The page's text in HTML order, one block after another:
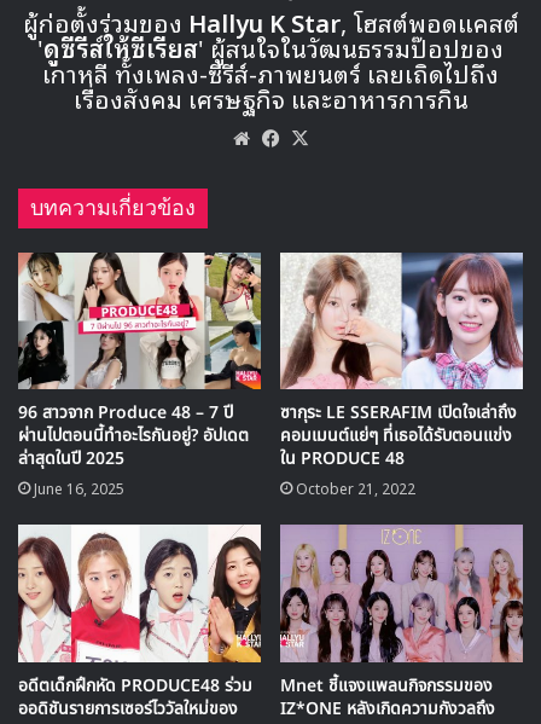
1 มิยาวากิ ซากุระ | Produce 48
2 ยาบุกิ นาโกะ | Produce 48
3 จางวอนยอง | Produce 48
Blankets
5 ชิทาโอะ มิอุ | Produce 48
ผู้ก่อตั้งร่วมของ Hallyu K Star, โฮสต์พอดแคสต์
'ดูซีรีส์ให้ซีเรียส' ผู้สนใจในวัฒนธรรมป๊อปของ
เกาหลี ทั้งเพลง-ซีรีส์-ภาพยนตร์ เลยเถิดไปถึง
เรื่องสังคม เศรษฐกิจ และอาหารการกิน
WebsiteFacebook
บทความเกี่ยวข้อง
96 สาวจาก Produce 48 – 7 ปี
ผ่านไปตอนนี้ทำอะไรกันอยู่? อัปเดต
ล่าสุดในปี 2025
June 16, 2025
ซากุระ LE SSERAFIM เปิดใจเล่าถึง
คอมเมนต์แย่ๆ ที่เธอได้รับตอนแข่ง
ใน PRODUCE 48
October 21, 2022
อดีตเด็กฝึกหัด PRODUCE48 ร่วม
ออดิชันรายการเซอร์ไววัลใหม่ของ
Mnet ชี้แจงแพลนกิจกรรมของ
IZ*ONE หลังเกิดความกังวลถึง